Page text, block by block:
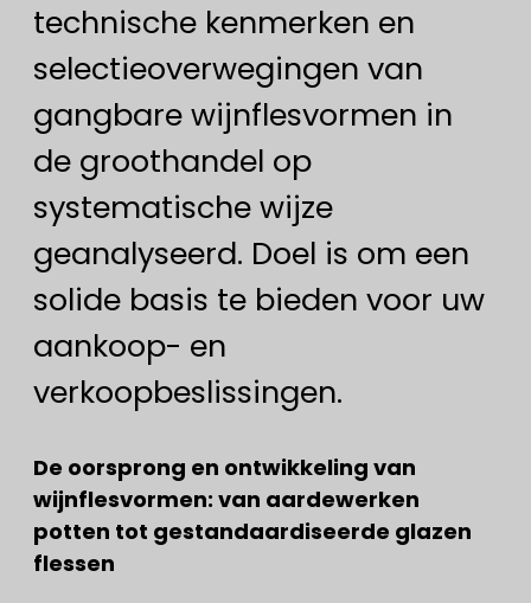
technische kenmerken en
selectieoverwegingen van
gangbare wijnflesvormen in
de groothandel op
systematische wijze
geanalyseerd. Doel is om een
solide basis te bieden voor uw
aankoop- en
verkoopbeslissingen.
De oorsprong en ontwikkeling van
wijnflesvormen: van aardewerken
potten tot gestandaardiseerde glazen
flessen